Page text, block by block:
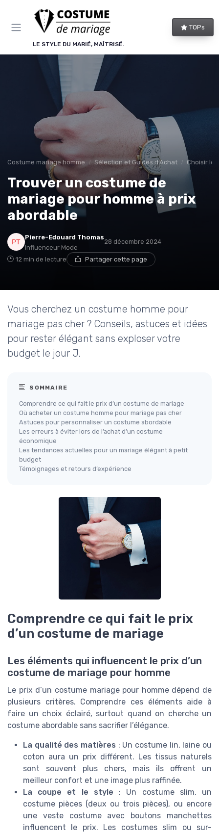
LE STYLE DU MARIÉ, MAÎTRISÉ.
TOPs
Costume mariage homme Sélection et Guides d'Achat Choisir le
Trouver un costume de
mariage pour homme à prix
abordable
Pierre-Edouard Thomas
Influenceur Mode
28 décembre 2024
12 min de lecture Partager cette page
Vous cherchez un costume homme pour
mariage pas cher ? Conseils, astuces et idées
pour rester élégant sans exploser votre
budget le jour J.
SOMMAIRE
Comprendre ce qui fait le prix d’un costume de mariage
Où acheter un costume homme pour mariage pas cher
Astuces pour personnaliser un costume abordable
Les erreurs à éviter lors de l’achat d’un costume
économique
Les tendances actuelles pour un mariage élégant à petit
budget
Témoignages et retours d’expérience
Comprendre ce qui fait le prix
d’un costume de mariage
Les éléments qui influencent le prix d’un
costume de mariage pour homme
Le prix d’un costume mariage pour homme dépend de
plusieurs critères. Comprendre ces éléments aide à
faire un choix éclairé, surtout quand on cherche un
costume abordable sans sacrifier l’élégance.
La qualité des matières : Un costume lin, laine ou
coton aura un prix différent. Les tissus naturels
sont souvent plus chers, mais ils offrent un
meilleur confort et une image plus raffinée.
La coupe et le style : Un costume slim, un
costume pièces (deux ou trois pièces), ou encore
une veste costume avec boutons manchettes
influencent le prix. Les costumes slim ou sur-